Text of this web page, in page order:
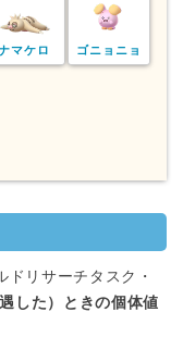
マケロ ゴニョニョ
リサーチタスク・
した）ときの個体値